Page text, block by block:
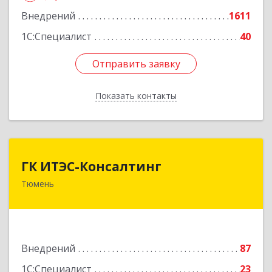
Внедрений
1611
1С:Специалист
40
Отправить заявку
Показать контакты
Подробнее
Отправить заявку
Назад
ГК ИТЭС-Консалтинг
Тюмень
Внедрений
87
1С:Специалист
23